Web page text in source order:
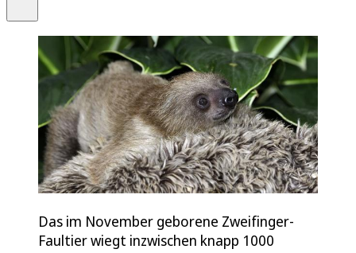
Das im November geborene Zweifinger-
Faultier wiegt inzwischen knapp 1000